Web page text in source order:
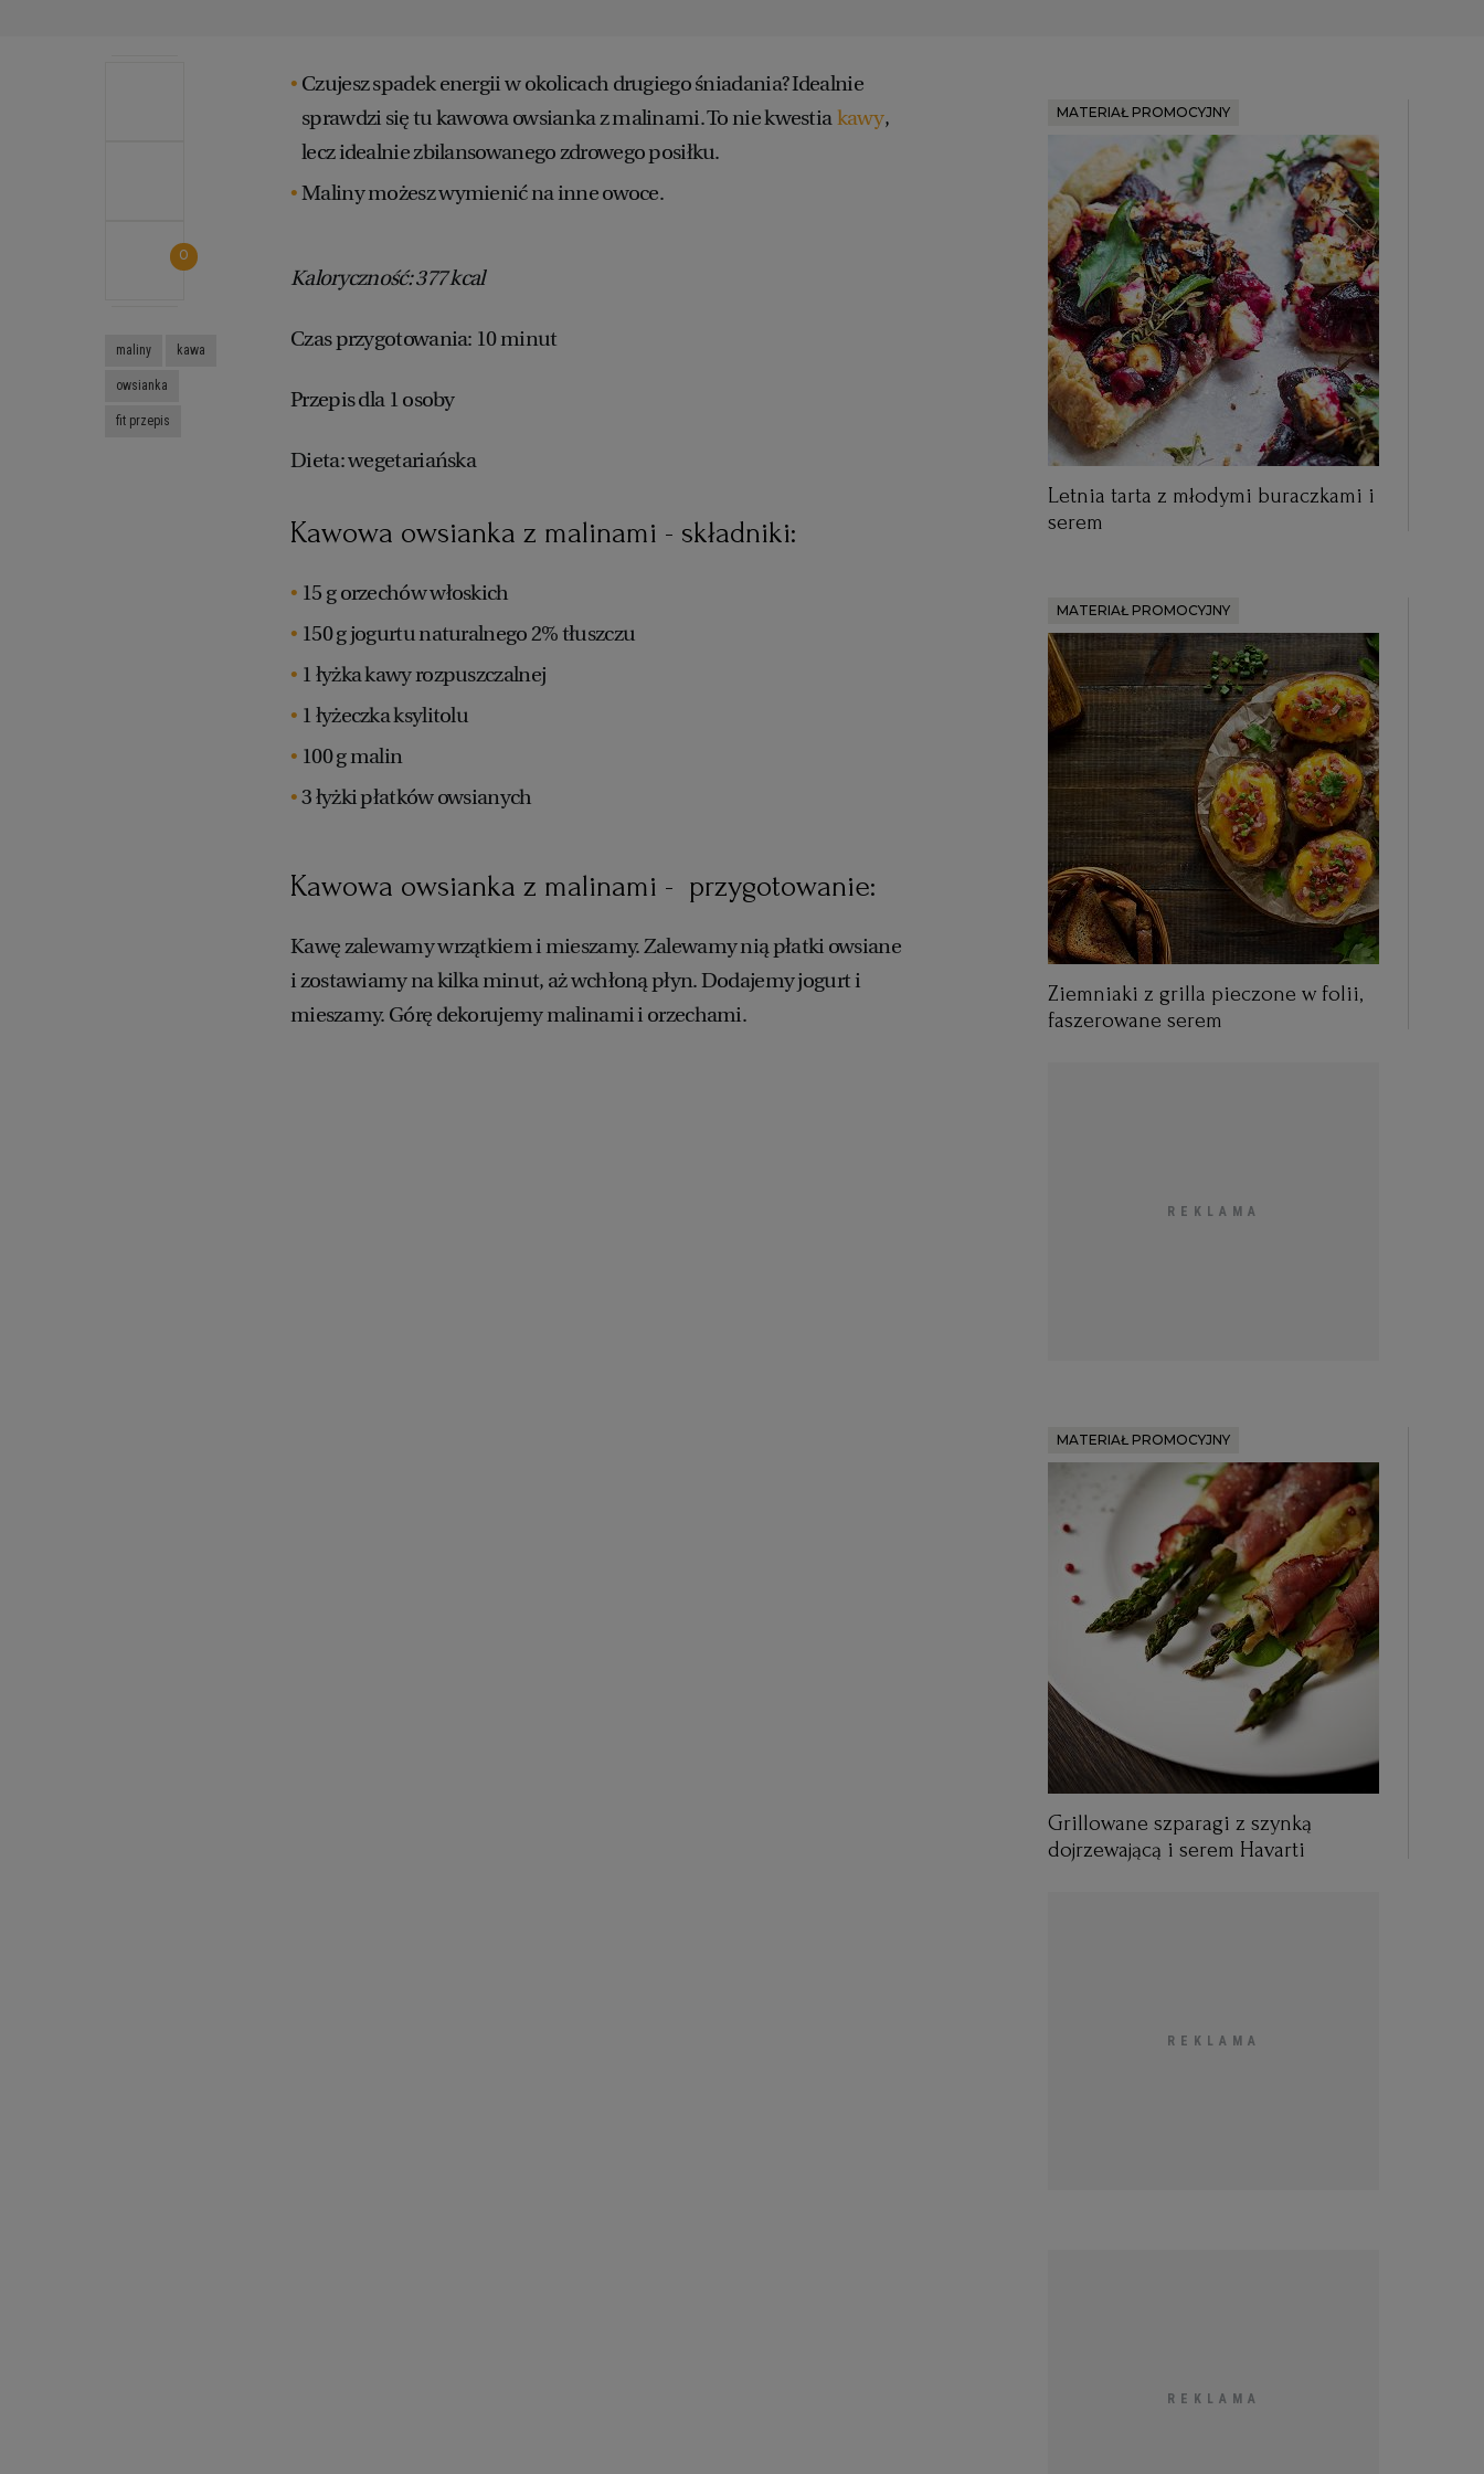
Czujesz spadek energii w okolicach drugiego śniadania? Idealnie
sprawdzi się tu kawowa owsianka z malinami. To nie kwestiakawy,
lecz idealnie zbilansowanego zdrowego posiłku.
Maliny możesz wymienić na inne owoce.
Kaloryczność: 377 kcal
Czas przygotowania: 10 minut
Przepis dla 1 osoby
Dieta: wegetariańska
Kawowa owsianka z malinami - składniki:
15 g orzechów włoskich
150 g jogurtu naturalnego 2% tłuszczu
1 łyżka kawy rozpuszczalnej
1 łyżeczka ksylitolu
100 g malin
3 łyżki płatków owsianych
Kawowa owsianka z malinami - przygotowanie:
Kawę zalewamy wrzątkiem i mieszamy. Zalewamy nią płatki owsiane
i zostawiamy na kilka minut, aż wchłoną płyn. Dodajemy jogurt i
mieszamy. Górę dekorujemy malinami i orzechami.
0
maliny kawa
owsianka
fit przepis
MATERIAŁ PROMOCYJNY
Letnia tarta z młodymi buraczkami i
serem
MATERIAŁ PROMOCYJNY
Ziemniaki z grilla pieczone w folii,
faszerowane serem
MATERIAŁ PROMOCYJNY
Grillowane szparagi z szynką
dojrzewającą i serem Havarti